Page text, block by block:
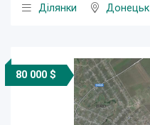
Ділянки
Донецьк
80 000 $